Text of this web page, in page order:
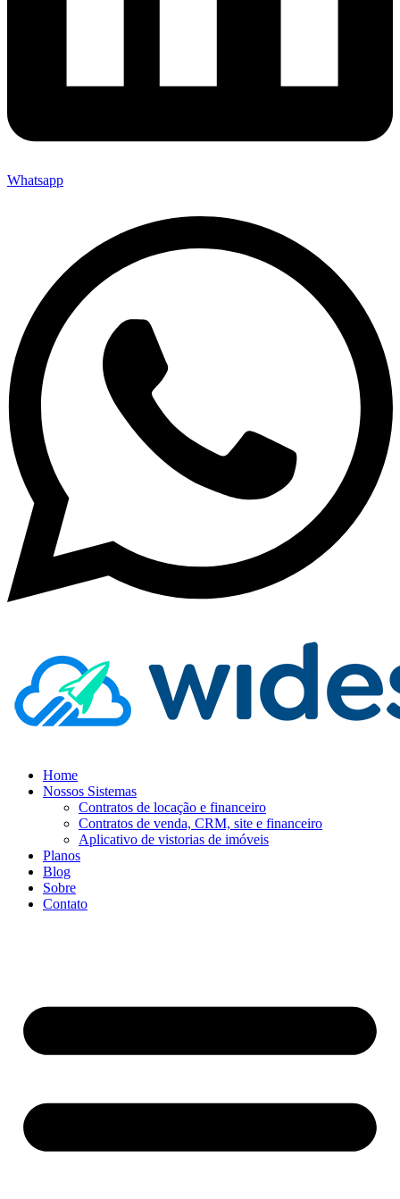
Whatsapp
Home
Nossos Sistemas
Contratos de locação e financeiro
Contratos de venda, CRM, site e financeiro
Aplicativo de vistorias de imóveis
Planos
Blog
Sobre
Contato